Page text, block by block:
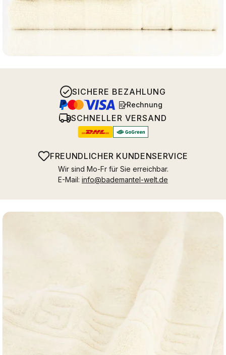
SICHERE BEZAHLUNG
Rechnung
SCHNELLER VERSAND
FREUNDLICHER KUNDENSERVICE
Wir sind Mo-Fr für Sie erreichbar.
E-Mail: info@bademantel-welt.de